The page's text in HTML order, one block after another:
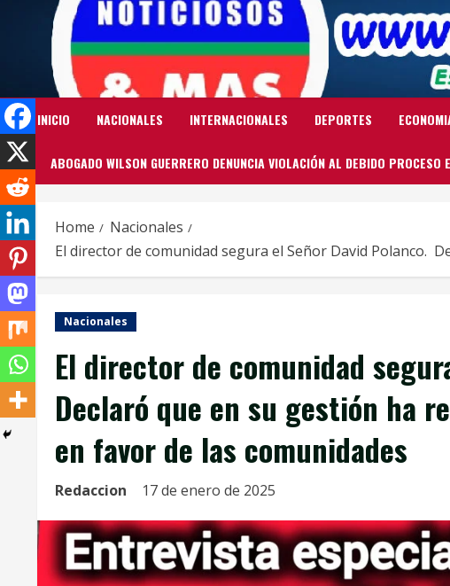
INICIO NACIONALES INTERNACIONALES DEPORTES
ABOGADO WILSON GUERRERO DENUNCIA VIOLACIÓN AL DEBIDO PROCESO
Home
Nacionales
El director de comunidad segura el Señor David Polanco.
Nacionales
El director de comunidad
Declaró que en su gestión ha
en favor de las comunidades
Redaccion 17 de enero de 2025